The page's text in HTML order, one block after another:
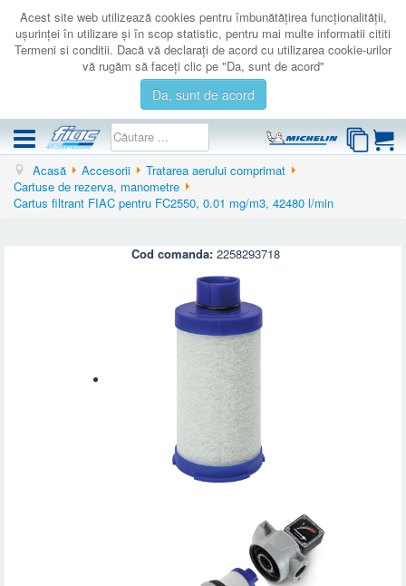
Acest site web utilizează cookies pentru îmbunătăţirea funcţionalităţii,
uşurinţei în utilizare şi în scop statistic, pentru mai multe informatii cititi
Termeni si conditii. Dacă vă declaraţi de acord cu utilizarea cookie-urilor
vă rugăm să faceţi clic pe "Da, sunt de acord"
Da, sunt de acord
COMPRESOARE
ACCESORII
AUTENTIFICARE
Acasă Accesorii
Tratarea aerului comprimat
Cartuse de rezerva, manometre
Cartus filtrant FIAC pentru FC2550, 0.01 mg/m3, 42480 l/min
Cod comanda: 2258293718